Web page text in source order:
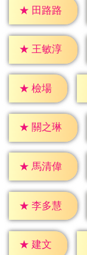
★ 田路路
★ 王敏淳
★ 檢場
★ 關之琳
★ 馬清偉
★ 李多慧
★ 建文